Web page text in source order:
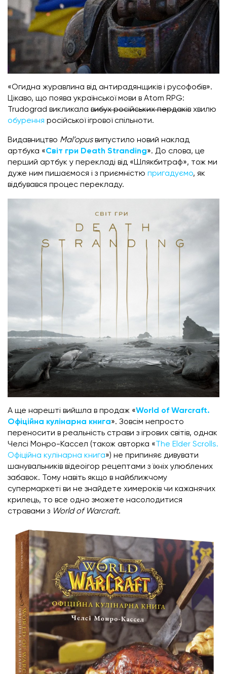
«Огидна журавлина від антирадянщиків і русофобів».
Цікаво, що поява української мови в Atom RPG:
Trudograd викликала вибух російських пердаків хвилю
обурення російської ігрової спільноти.
Видавництво Mal’opusвипустило новий наклад
артбука «Світ гри Death Stranding». До слова, це
перший артбук у перекладі від «Шлякбитраф», тож ми
дуже ним пишаємося і з приємністю пригадуємо, як
відбувався процес перекладу.
А ще нарешті вийшла в продаж «World of Warcraft.
Офіційна кулінарна книга». Зовсім непросто
переносити в реальність страви з ігрових світів, однак
Челсі Монро-Кассел (також авторка «The Elder Scrolls.
Офіційна кулінарна книга») не припиняє дивувати
шанувальників відеоігор рецептами з їхніх улюблених
забавок. Тому навіть якщо в найближчому
супермаркеті ви не знайдете химероків чи кажанячих
крилець, то все одно зможете насолодитися
стравами з World of Warcraft.